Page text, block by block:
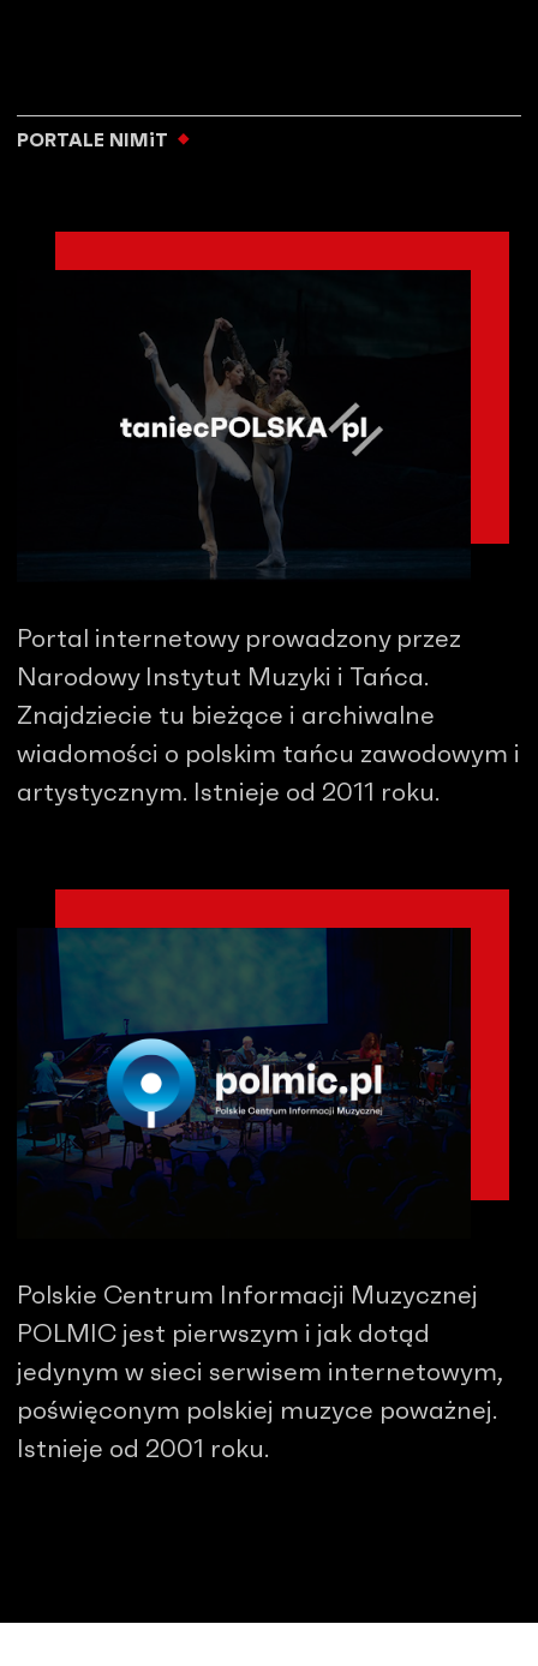
PORTALE NIMiT
Portal internetowy prowadzony przez
Narodowy Instytut Muzyki i Tańca.
Znajdziecie tu bieżące i archiwalne
wiadomości o polskim tańcu zawodowym i
artystycznym. Istnieje od 2011 roku.
Polskie Centrum Informacji Muzycznej
POLMIC jest pierwszym i jak dotąd
jedynym w sieci serwisem internetowym,
poświęconym polskiej muzyce poważnej.
Istnieje od 2001 roku.